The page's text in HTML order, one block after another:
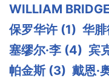
WILLIAM BRIDGE
保罗华许 (1) 华
塞缪尔·李 (4) 宾
帕金斯 (3) 戴恩·